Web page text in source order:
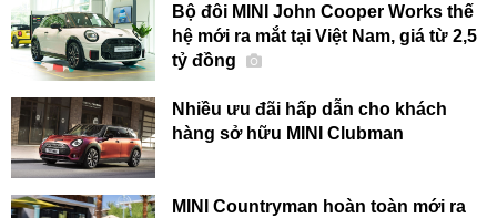
Bộ đôi MINI John Cooper Works thế
hệ mới ra mắt tại Việt Nam, giá từ 2,5
tỷ đồng
Nhiều ưu đãi hấp dẫn cho khách
hàng sở hữu MINI Clubman
MINI Countryman hoàn toàn mới ra